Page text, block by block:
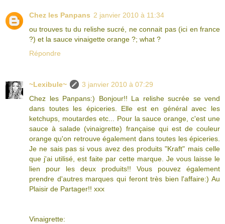
Chez les Panpans 2 janvier 2010 à 11:34
ou trouves tu du relishe sucré, ne connait pas (ici en france
?) et la sauce vinaigette orange ?; what ?
Répondre
~Lexibule~
3 janvier 2010 à 07:29
Chez les Panpans:) Bonjour!! La relishe sucrée se vend
dans toutes les épiceries. Elle est en général avec les
ketchups, moutardes etc... Pour la sauce orange, c'est une
sauce à salade (vinaigrette) française qui est de couleur
orange qu'on retrouve également dans toutes les épiceries.
Je ne sais pas si vous avez des produits "Kraft" mais celle
que j'ai utilisé, est faite par cette marque. Je vous laisse le
lien pour les deux produits!! Vous pouvez également
prendre d'autres marques qui feront très bien l'affaire:) Au
Plaisir de Partager!! xxx
Vinaigrette: